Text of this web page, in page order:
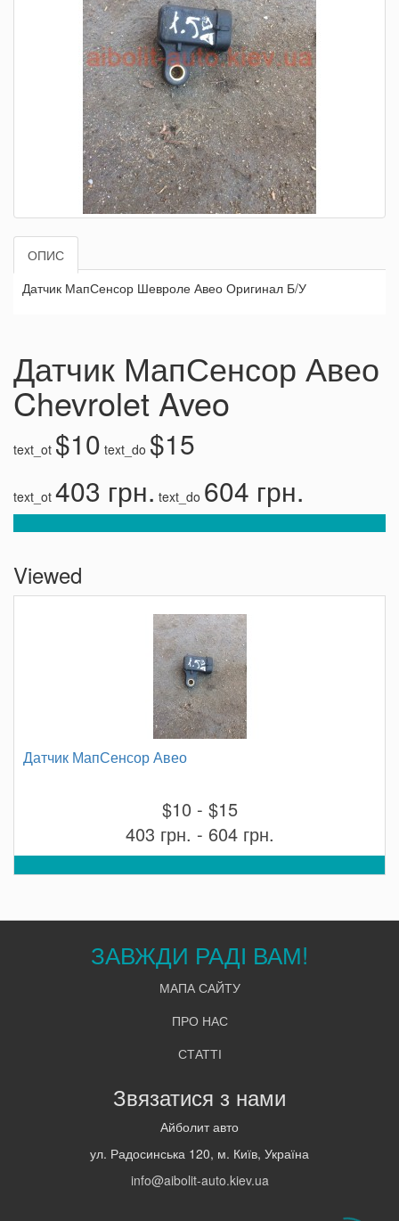
ОПИС
Датчик МапСенсор Шевроле Авео Оригинал Б/У
Датчик МапСенсор Авео
Chevrolet Aveo
text_ot $10 text_do $15
text_ot 403 грн. text_do 604 грн.
Viewed
Датчик МапСенсор Авео
$10 - $15
403 грн. - 604 грн.
ЗАВЖДИ РАДІ ВАМ!
МАПА САЙТУ
ПРО НАС
СТАТТІ
Звязатися з нами
Айболит авто
ул. Радосинська 120, м. Київ, Україна
info@aibolit-auto.kiev.ua